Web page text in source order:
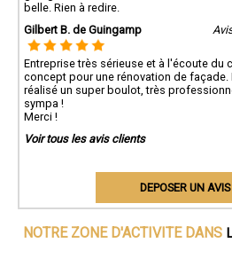
belle. Rien à redire.
Gilbert B. de Guingamp
Entreprise très sérieuse et à l'écoute du
concept pour une rénovation de
réalisé un super boulot, très
sympa !
Merci !
Voir tous les avis clients
DEPOSER UN AVIS
NOTRE ZONE D'ACTIVITE DANS